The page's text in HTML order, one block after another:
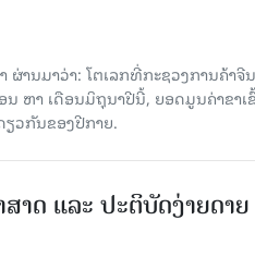
ຜ່ານມາວ່າ: ໂຕເລກທີ່ກະຊວງການຄ້າຈີນ
ຫາ ເດືອນມິຖຸນາປີນີ້, ຍອດມູນຄ່າຂາເ
ຽວກັນຂອງປີກາຍ.
ດ ແລະ ປະຕິບັດງ່າຍດາຍ